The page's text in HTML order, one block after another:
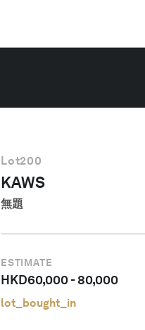
Lot200
KAWS
無題
ESTIMATE
HKD60,000-80,000
lot_bought_in